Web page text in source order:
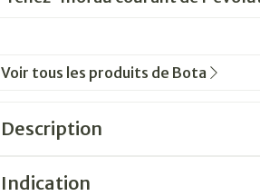
Voir tous les produits de Bota
Description
Indication